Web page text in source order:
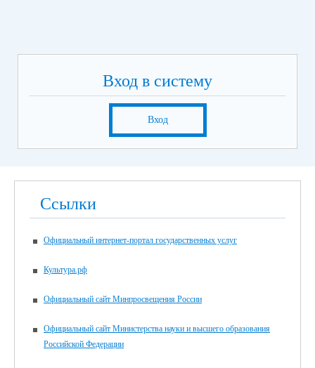
Вход в систему
Вход
Ссылки
Официальный интернет-портал государственных услуг
Культура.рф
Официальный сайт Минпросвещения России
Официальный сайт Министерства науки и высшего образования
Российской Федерации